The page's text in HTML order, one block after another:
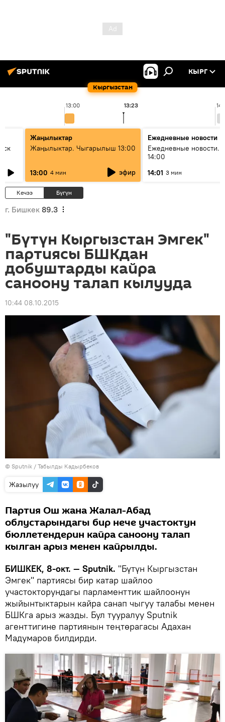
Кыргызстан
КЫРГ
13:00 13:23
Жаңылыктар
Жаңылыктар. Чыгарылыш 13:00
13:00 4 мин эфир
Ежедневные новости
Ежедневные новости.
14:00
14:01 3 мин
Кечээ Бүгүн
г. Бишкек 89.3
"Бүтүн Кыргызстан Эмгек"
партиясы БШКдан
добуштарды кайра
саноону талап кылууда
10:44 08.10.2015
© Sputnik / Табылды Кадырбеков
Жазылуу
Партия Ош жана Жалал-Абад
облустарындагы бир нече участоктун
бюллетендерин кайра саноону талап
кылган арыз менен кайрылды.
БИШКЕК, 8-окт. — Sputnik. "Бүтүн Кыргызстан
Эмгек" партиясы бир катар шайлоо
участокторундагы парламенттик шайлоонун
жыйынтыктарын кайра санап чыгуу талабы менен
БШКга арыз жазды. Бул тууралуу Sputnik
агенттигине партиянын теңтөрагасы Адахан
Мадумаров билдирди.